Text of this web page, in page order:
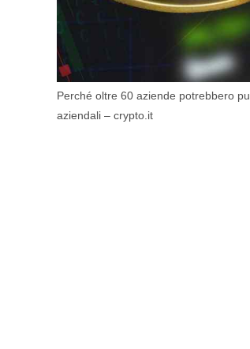
Perché oltre 60 aziende potrebbero
aziendali – crypto.it